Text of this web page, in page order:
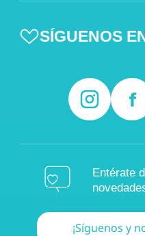
SÍGUENOS
Entérate
¡Síguenos y